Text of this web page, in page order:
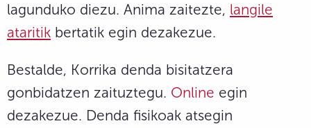
lagunduko diezu. Anima zaitezte, langile
ataritik bertatik egin dezakezue.
Bestalde, Korrika denda bisitatzera
gonbidatzen zaituztegu. Online egin
dezakezue. Denda fisikoak atsegin